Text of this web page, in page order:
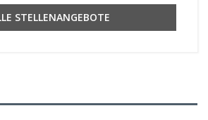
STELLENANGEBOTE